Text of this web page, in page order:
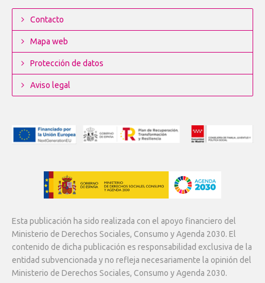
Contacto
Mapa web
Protección de datos
Aviso legal
Esta publicación ha sido realizada con el apoyo financiero del
Ministerio de Derechos Sociales, Consumo y Agenda 2030. El
contenido de dicha publicación es responsabilidad exclusiva de la
entidad subvencionada y no refleja necesariamente la opinión del
Ministerio de Derechos Sociales, Consumo y Agenda 2030.